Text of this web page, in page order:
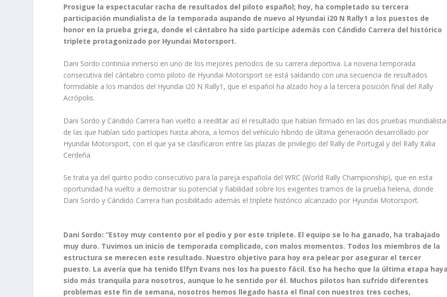
Prosigue la espectacular racha de resultados del piloto español; hoy, ha completado su tercera
participación mundialista de la temporada aupando de nuevo al Hyundai i20 N Rally1 a los puestos de
honor en la prueba griega, donde el cántabro ha sido partícipe además con Cándido Carrera del histórico
triplete protagonizado por Hyundai Motorsport.
Dani Sordo continúa inmerso en uno de los mejores periodos de su carrera deportiva. La novena temporada
consecutiva del cántabro como piloto de Hyundai Motorsport se está saldando con una secuencia de resultados
formidable a los mandos del Hyundai i20 N Rally1, que el español ha alzado hoy a la tercera posición final del Rally
Acrópolis.
Dani Sordo y Cándido Carrera han vuelto a reeditar así el resultado que habían firmado en las dos pruebas
de las que habían sido partícipes hasta ahora, a lomos del vehículo híbrido de última generación desarrollado por
Hyundai Motorsport, con el que ya se clasificaron entre las plazas de privilegio del Rally de Portugal y del Rally Italia
Cerdeña.
Se trata ya del quinto podio consecutivo para la pareja española del WRC (World Rally Championship), que en esta
oportunidad ha vuelto a demostrar su potencial y fiabilidad sobre los exigentes tramos de la prueba helena, donde
Dani Sordo y Cándido Carrera han posibilitado además el triplete histórico alcanzado por Hyundai Motorsport.
Dani Sordo: “Estoy muy contento por el podio y por este triplete. El equipo se lo ha ganado, ha trabajado
muy duro. Tuvimos un inicio de temporada complicado, con malos momentos. Todos los miembros de la
estructura se merecen este resultado. Nuestro objetivo para hoy era pelear por asegurar el tercer
puesto. La avería que ha tenido Elfyn Evans nos los ha puesto fácil. Eso ha hecho que la última etapa
sido más tranquila para nosotros, aunque lo he sentido por él. Muchos pilotos han sufrido diferentes
problemas este fin de semana, nosotros hemos llegado hasta el final con nuestros tres coches,